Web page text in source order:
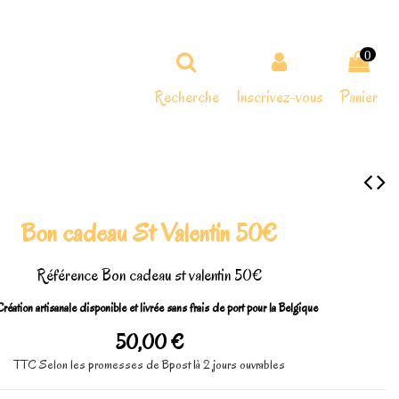
Recherche Inscrivez-vous
0
Panier
Bon cadeau St Valentin 50€
RéférenceBon cadeau st valentin 50€
artisanale disponible et livrée sans frais de port pour la Belgique
50,00 €
TTCSelon les promesses de Bpost 1à 2 jours ouvrables